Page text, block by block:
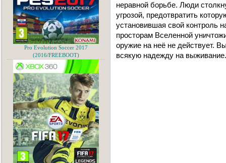
неравной борьбе. Люди
угрозой, предотвратить
установившая свой контроль
просторам Вселенной
оружие на неё не действует.
всякую надежду на выживание.
Pro Evolution Soccer 2017
(2016/FREEBOOT)